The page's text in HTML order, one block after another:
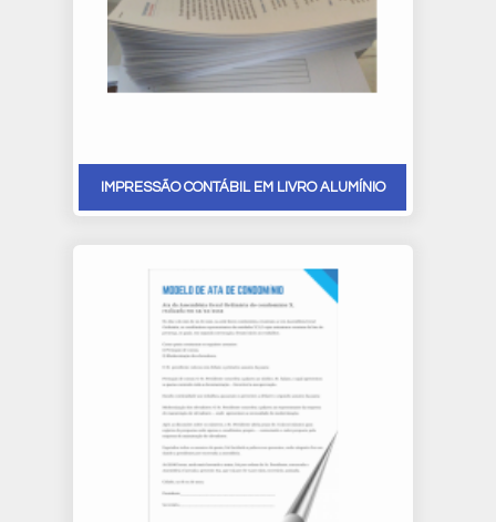
IMPRESSÃO CONTÁBIL EM LIVRO ALUMÍNIO